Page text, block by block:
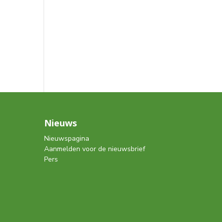
Nieuws
Nieuwspagina
Aanmelden voor de nieuwsbrief
Pers